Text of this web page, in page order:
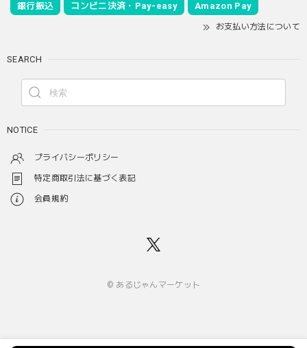
銀行振込 コンビニ決済・Pay-easy Amazon Pay
お支払い方法について
SEARCH
NOTICE
プライバシーポリシー
特定商取引法に基づく表記
会員規約
© あるじゃんマーケット